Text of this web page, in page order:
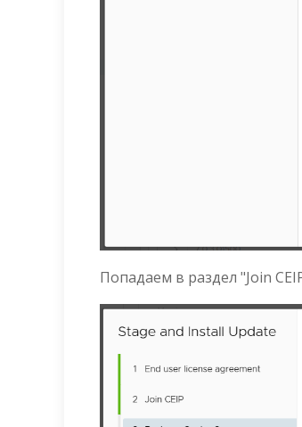
Попадаем в раздел "Join